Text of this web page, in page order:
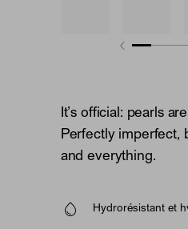
It’s official: pearls
Perfectly imperfect,
and everything.
Hydrorésistant et